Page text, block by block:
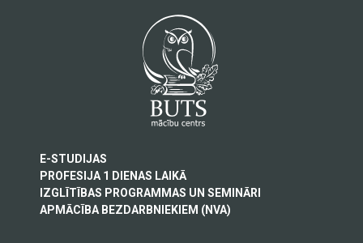
E-STUDIJAS
PROFESIJA 1 DIENAS LAIKĀ
IZGLĪTĪBAS PROGRAMMAS UN SEMINĀRI
APMĀCĪBA BEZDARBNIEKIEM (NVA)